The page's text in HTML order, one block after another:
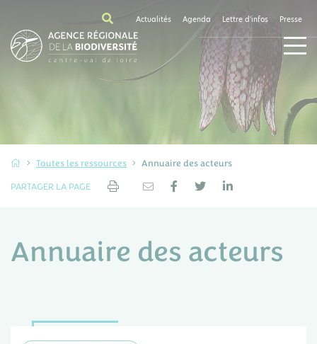
Actualités Agenda Lettre d'infos Presse
Toutes les ressources
Annuaire des acteurs
PARTAGER LA PAGE
Annuaire des acteurs